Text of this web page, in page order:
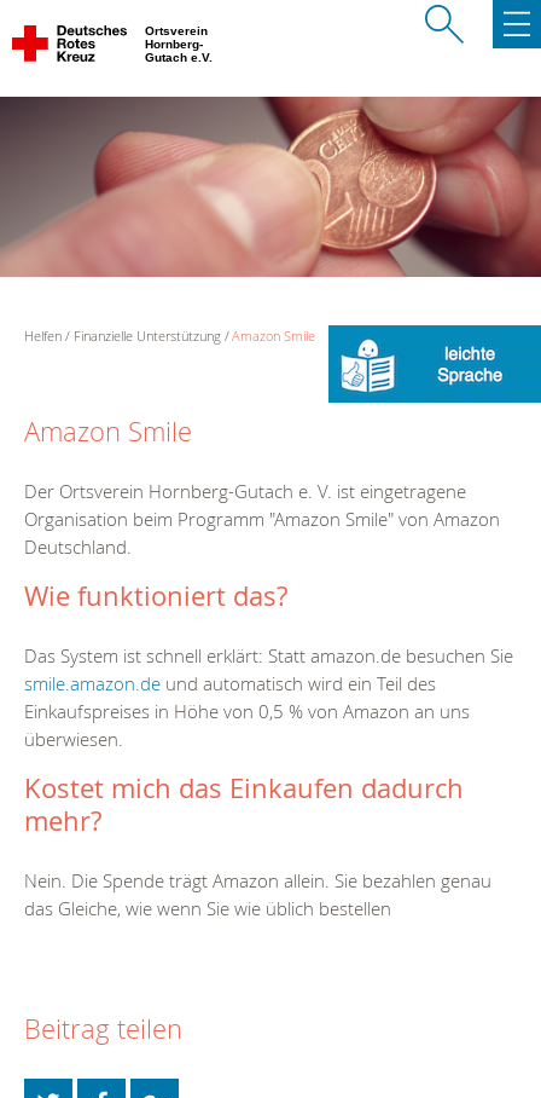
Ortsverein
Hornberg-
Gutach e.V.
Helfen Finanzielle Unterstützung Amazon Smile
Amazon Smile
Der Ortsverein Hornberg-Gutach e. V. ist eingetragene
Organisation beim Programm "Amazon Smile" von Amazon
Deutschland.
Wie funktioniert das?
Das System ist schnell erklärt: Statt amazon.de besuchen Sie
smile.amazon.de und automatisch wird ein Teil des
Einkaufspreises in Höhe von 0,5 % von Amazon an uns
überwiesen.
Kostet mich das Einkaufen dadurch
mehr?
Nein. Die Spende trägt Amazon allein. Sie bezahlen genau
das Gleiche, wie wenn Sie wie üblich bestellen
Beitrag teilen